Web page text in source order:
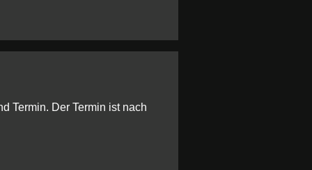
Termin. Der Termin ist nach